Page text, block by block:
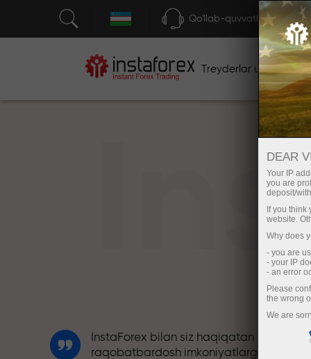
Qo'llab-quvvatlash
Treyderlar uchun
InstaForex bilan siz haqiqatan
raqobatbardosh imkoniyatlarga ega
DEAR
Your IP
you are
deposit/
If you
website.
Why does
- you are
- your IP
- an error
Please
the wrong
We are